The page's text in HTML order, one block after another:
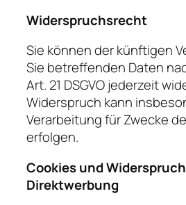
Widerspruchsrecht
Sie können der künftigen
Sie betreffenden Daten
Art. 21 DSGVO jederzeit
Widerspruch kann
Verarbeitung für Zwecke
erfolgen.
Cookies und
Direktwerbung